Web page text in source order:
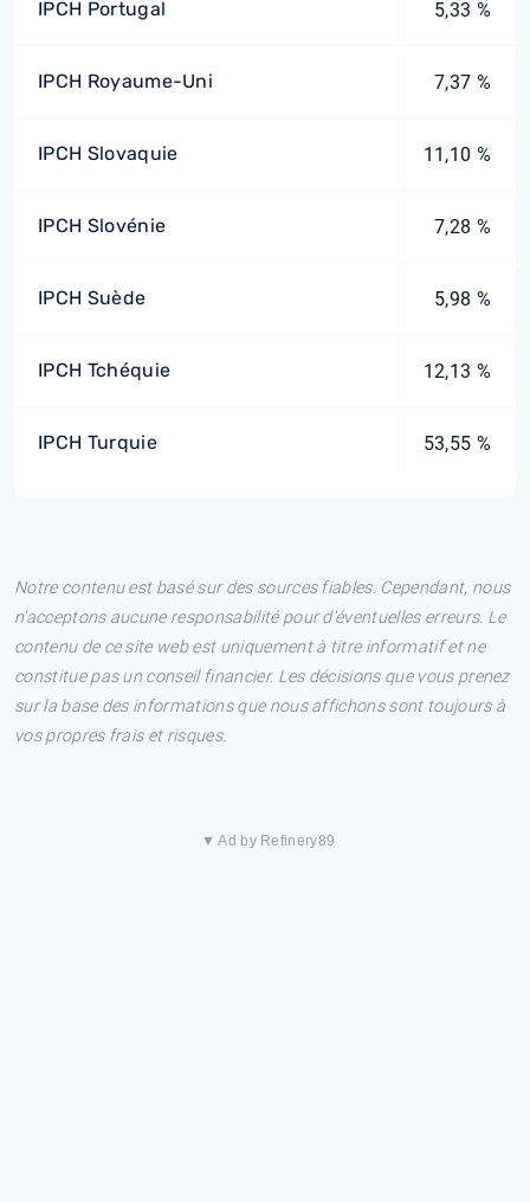
IPCH Portugal 5,33 %
IPCH Royaume-Uni 7,37 %
IPCH Slovaquie 11,10 %
IPCH Slovénie 7,28 %
IPCH Suède 5,98 %
IPCH Tchéquie 12,13 %
IPCH Turquie 53,55 %
Notre contenu est basé sur des sources fiables. Cependant, nous
n'acceptons aucune responsabilité pour d'éventuelles erreurs. Le
contenu de ce site web est uniquement à titre informatif et ne
constitue pas un conseil financier. Les décisions que vous prenez
sur la base des informations que nous affichons sont toujours à
vos propres frais et risques.
▼ Ad by Refinery89